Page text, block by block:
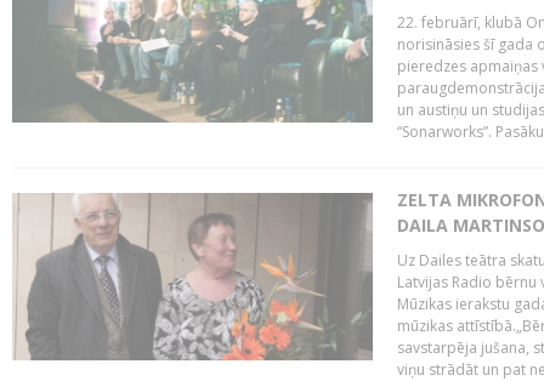
22. februārī, klubā
norisināsies šī gada
pieredzes apmaiņas
un austiņu un
“Sonarworks”.
ZELTA
DAILA
Uz Dailes teātra
Latvijas Radio
Mūzikas ierakstu
mūzikas
savstarpēja jušana,
viņu strādāt un pat